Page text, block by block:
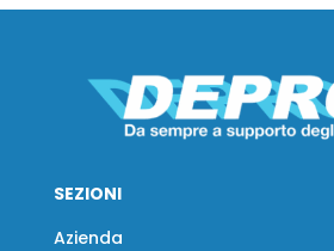
SEZIONI
Azienda